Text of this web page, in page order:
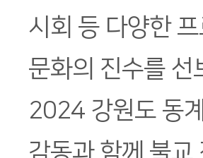
시회 등 다양한
문화의 진수를 선
2024 강원도 동
감동과 함께 불교